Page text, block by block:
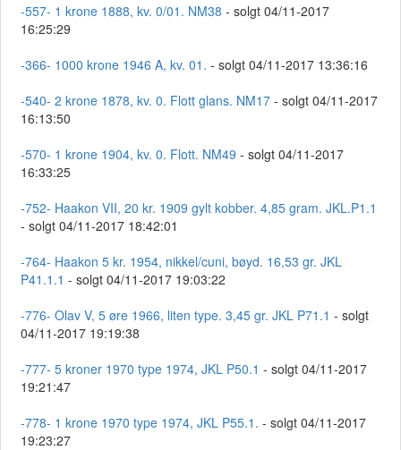
-557- 1 krone 1888, kv. 0/01. NM38 - solgt 04/11-2017
16:25:29
-366- 1000 krone 1946 A, kv. 01. - solgt 04/11-2017 13:36:16
-540- 2 krone 1878, kv. 0. Flott glans. NM17 - solgt 04/11-2017
16:13:50
-570- 1 krone 1904, kv. 0. Flott. NM49 - solgt 04/11-2017
16:33:25
-752- Haakon VII, 20 kr. 1909 gylt kobber. 4,85 gram. JKL.P1.1
- solgt 04/11-2017 18:42:01
-764- Haakon 5 kr. 1954, nikkel/cuni, bøyd. 16,53 gr. JKL
P41.1.1 - solgt 04/11-2017 19:03:22
-776- Olav V, 5 øre 1966, liten type. 3,45 gr. JKL P71.1 - solgt
04/11-2017 19:19:38
-777- 5 kroner 1970 type 1974, JKL P50.1 - solgt 04/11-2017
19:21:47
-778- 1 krone 1970 type 1974, JKL P55.1. - solgt 04/11-2017
19:23:27